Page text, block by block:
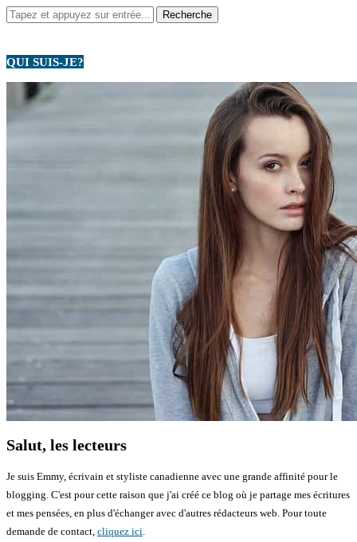
QUI SUIS-JE?
Salut, les lecteurs
Je suis Emmy, écrivain et styliste canadienne avec une grande affinité pour le
blogging. C'est pour cette raison que j'ai créé ce blog où je partage mes écritures
et mes pensées, en plus d'échanger avec d'autres rédacteurs web. Pour toute
demande de contact, cliquez ici